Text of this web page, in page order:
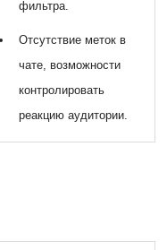
фильтра.
Отсутствие меток в
чате, возможности
контролировать
реакцию аудитории.